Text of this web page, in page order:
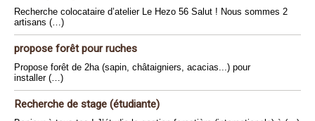
Recherche colocataire d’atelier Le Hezo 56 Salut ! Nous sommes 2
artisans (…)
propose forêt pour ruches
Propose forêt de 2ha (sapin, châtaigniers, acacias...) pour
installer (…)
Recherche de stage (étudiante)